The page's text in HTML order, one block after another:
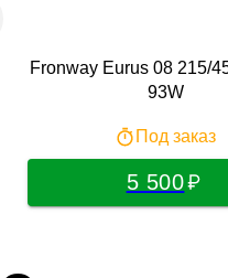
Fronway Eurus 08 215/
93W
Под заказ
5 500